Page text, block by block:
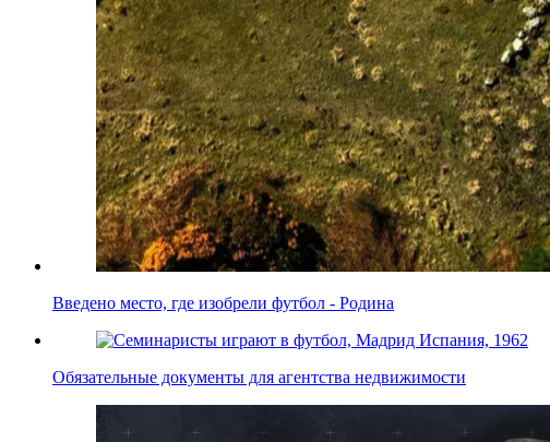
Введено место, где изобрели футбол - Родина
Обязательные документы для агентства недвижимости